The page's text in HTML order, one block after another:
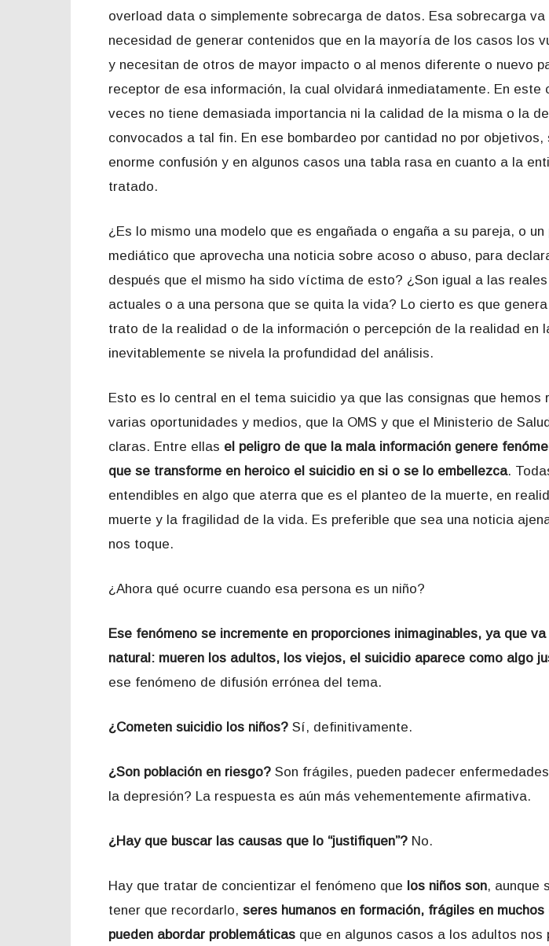
overload data o simplemente sobrecarga de datos. Esa sobrecarga
necesidad de generar contenidos que en la mayoría de los casos los
y necesitan de otros de mayor impacto o al menos diferente o nuevo
receptor de esa información, la cual olvidará inmediatamente. En este
veces no tiene demasiada importancia ni la calidad de la misma o la
convocados a tal fin. En ese bombardeo por cantidad no por objetivos,
enorme confusión y en algunos casos una tabla rasa en cuanto a la
tratado.
¿Es lo mismo una modelo que es engañada o engaña a su pareja, o un
mediático que aprovecha una noticia sobre acoso o abuso, para
después que el mismo ha sido víctima de esto? ¿Son igual a las
actuales o a una persona que se quita la vida? Lo cierto es que
trato de la realidad o de la información o percepción de la realidad en
inevitablemente se nivela la profundidad del análisis.
Esto es lo central en el tema suicidio ya que las consignas que hemos
varias oportunidades y medios, que la OMS y que el Ministerio de
claras. Entre ellas el peligro de que la mala información genere
que se transforme en heroico el suicidio en si o se lo embellezca.
entendibles en algo que aterra que es el planteo de la muerte, en
muerte y la fragilidad de la vida. Es preferible que sea una noticia
nos toque.
¿Ahora qué ocurre cuando esa persona es un niño?
Ese fenómeno se incremente en proporciones inimaginables, ya que
natural: mueren los adultos, los viejos, el suicidio aparece como algo
ese fenómeno de difusión errónea del tema.
¿Cometen suicidio los niños? Sí, definitivamente.
¿Son población en riesgo? Son frágiles, pueden padecer
la depresión? La respuesta es aún más vehementemente afirmativa.
¿Hay que buscar las causas que lo “justifiquen”? No.
Hay que tratar de concientizar el fenómeno que los niños son, aunque
tener que recordarlo, seres humanos en formación, frágiles en
pueden abordar problemáticas que en algunos casos a los adultos nos